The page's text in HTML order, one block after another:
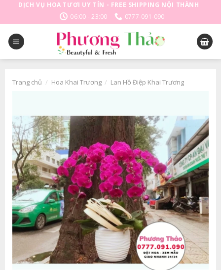
DỊCH VỤ HOA TƯƠI UY TÍN - FREE SHIPPING NỘI THÀNH
06:00 - 23:00
0777-091-090
Trang chủ / Hoa Khai Trương / Lan Hồ Điệp Khai Trương